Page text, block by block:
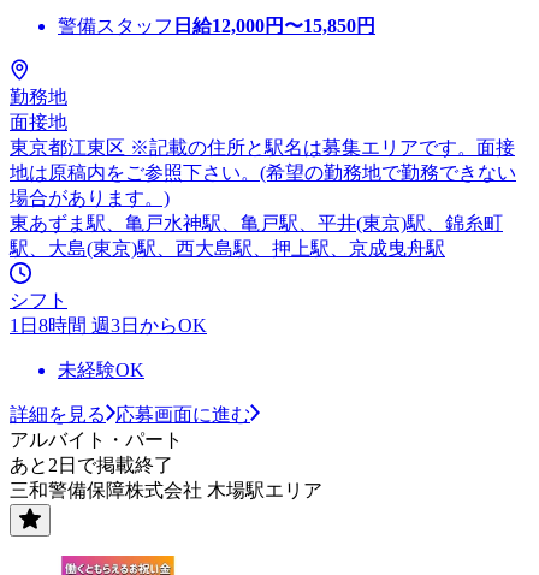
警備スタッフ 日給12,000円〜15,850円
勤務地
面接地
東京都江東区 ※記載の住所と駅名は募集エリアです。面接
地は原稿内をご参照下さい。(希望の勤務地で勤務できない
場合があります。)
東あずま駅、亀戸水神駅、亀戸駅、平井(東京)駅、錦糸町
駅、大島(東京)駅、西大島駅、押上駅、京成曳舟駅
シフト
1日8時間 週3日からOK
未経験OK
詳細を見る
応募画面に進む
アルバイト・パート
あと2日で掲載終了
三和警備保障株式会社 木場駅エリア